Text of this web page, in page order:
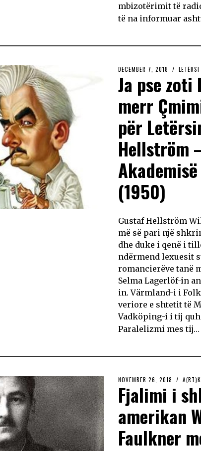
mbizotërimit të
të na informuar
DECEMBER 7, 2018 LETËRSI
Ja pse zoti
merr
për
Hellström
(1950)
Gustaf Hellström
më së pari një
dhe duke i qenë i
ndërmend lexuesit
romancierëve tanë
Selma Lagerlöf-in
in. Värmland-i i
veriore e shtetit të
Vadköping-i i tij
Paralelizmi mes tij…
NOVEMBER 26, 2018
Fjalimi i
amerikan
Faulkner